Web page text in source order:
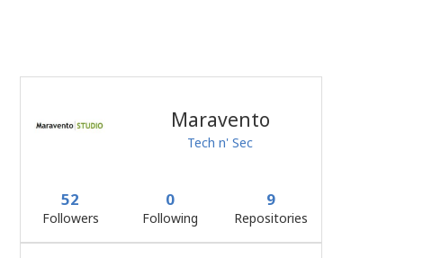
Maravento
Tech n' Sec
52
Followers
0
Following
9
Repositories